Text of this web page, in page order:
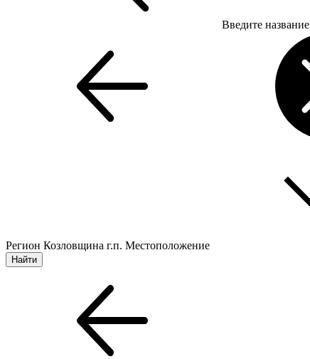
Введите название
Регион Козловщина г.п. Местоположение